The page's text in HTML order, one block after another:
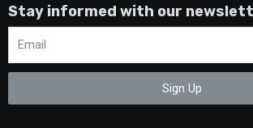
Stay informed with our
Sign Up